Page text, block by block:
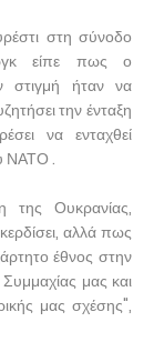
στη σύνοδο
είπε πως ο
στιγμή ήταν να
την ένταξη
να ενταχθεί
ΝΑΤΟ .
της Ουκρανίας,
αλλά πως
έθνος στην
μας και
μας σχέσης",